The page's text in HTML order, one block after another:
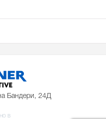
Бандери, 24Д
в